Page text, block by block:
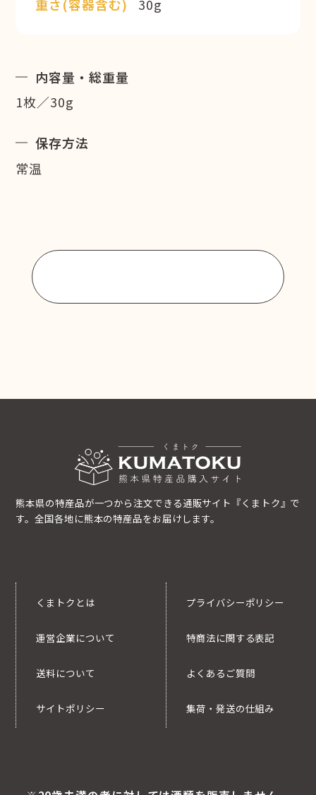
重さ(容器含む)
30g
内容量・総重量
1枚／30g
保存方法
常温
熊本県の特産品が一つから注文できる通販サイト『くまトク』で
す。全国各地に熊本の特産品をお届けします。
くまトクとは
運営企業について
送料について
サイトポリシー
プライバシーポリシー
特商法に関する表記
よくあるご質問
集荷・発送の仕組み